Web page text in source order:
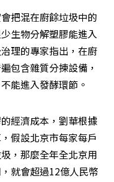
把混在廚餘垃圾中的
生物分解塑膠能進入
理的專家指出，在廚
包含雜質分揀設備，
能進入發酵環節。
經濟成本，劉華根據
假設北京市每家每戶
，那麼全年全北京用
就會超過12億人民幣